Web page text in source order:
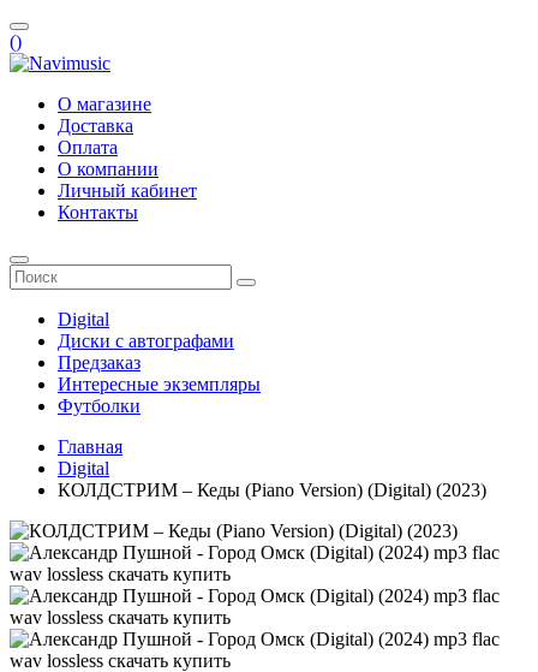
()
О магазине
Доставка
Оплата
О компании
Личный кабинет
Контакты
Digital
Диски с автографами
Предзаказ
Интересные экземпляры
Футболки
Главная
Digital
КОЛДСТРИМ – Кеды (Piano Version) (Digital) (2023)